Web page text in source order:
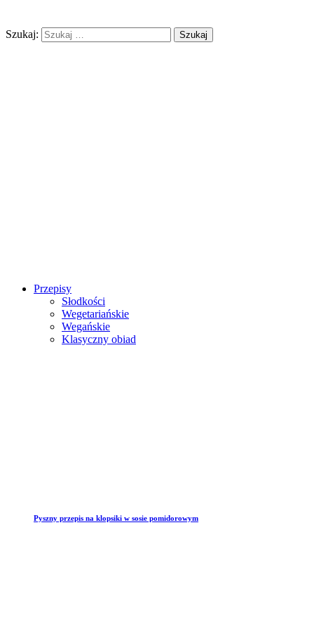
Szukaj:
Przepisy
Słodkości
Wegetariańskie
Wegańskie
Klasyczny obiad
Pyszny przepis na klopsiki w sosie pomidorowym